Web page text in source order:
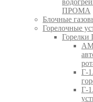
ПРОМА
Блочные
Горелочные
Г-
Г-